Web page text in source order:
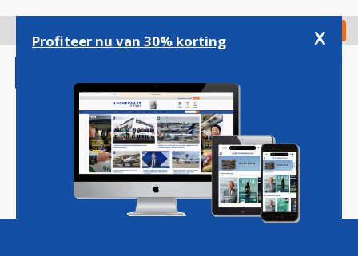
gaan
Check in
Magazine Podcasts Vacatures
Profiteer nu van 30% korting x